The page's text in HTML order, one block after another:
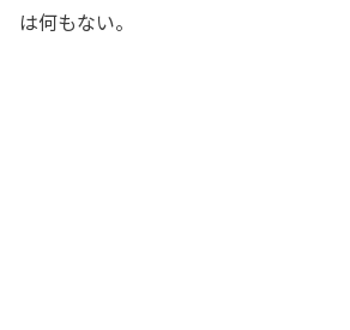
は何もない。